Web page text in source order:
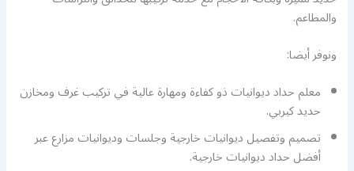
والمطاعم.
ونوفر أيضا:
معلم حداد ديوانيات ذو كفاءة ومهارة عالية في تركيب غرف ومخازن
حديد كيربي.
تصميم وتفصيل ديوانيات خارجية وجلسات وديوانيات مزارع عبر
أفضل حداد ديوانيات خارجية.